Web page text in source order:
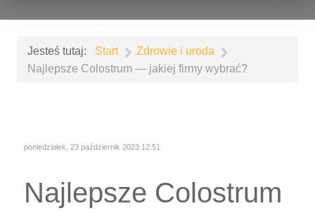
Jesteś tutaj: Start
Zdrowie i uroda
Najlepsze Colostrum — jakiej firmy wybrać?
poniedziałek, 23 październik 2023 12:51
Najlepsze Colostrum